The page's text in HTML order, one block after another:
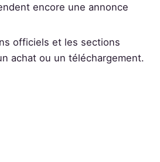
encore une annonce
officiels et les sections
achat ou un téléchargement.